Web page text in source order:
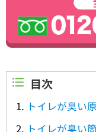
目次
トイレが臭い
トイレが臭い